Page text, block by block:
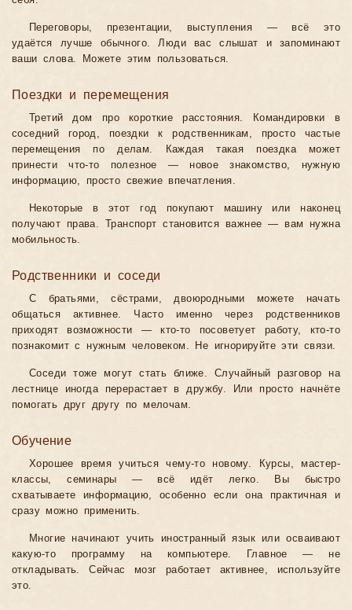
Переговоры, презентации, выступления — всё это
удаётся лучше обычного. Люди вас слышат и запоминают
ваши слова. Можете этим пользоваться.
Поездки и перемещения
Третий дом про короткие расстояния. Командировки в
соседний город, поездки к родственникам, просто частые
перемещения по делам. Каждая такая поездка может
принести что-то полезное — новое знакомство, нужную
информацию, просто свежие впечатления.
Некоторые в этот год покупают машину или наконец
получают права. Транспорт становится важнее — вам нужна
мобильность.
Родственники и соседи
С братьями, сёстрами, двоюродными можете начать
общаться активнее. Часто именно через родственников
приходят возможности — кто-то посоветует работу, кто-то
познакомит с нужным человеком. Не игнорируйте эти связи.
Соседи тоже могут стать ближе. Случайный разговор на
лестнице иногда перерастает в дружбу. Или просто начнёте
помогать друг другу по мелочам.
Обучение
Хорошее время учиться чему-то новому. Курсы, мастер-
классы, семинары — всё идёт легко. Вы быстро
схватываете информацию, особенно если она практичная и
сразу можно применить.
Многие начинают учить иностранный язык или осваивают
какую-то программу на компьютере. Главное — не
откладывать. Сейчас мозг работает активнее, используйте
это.